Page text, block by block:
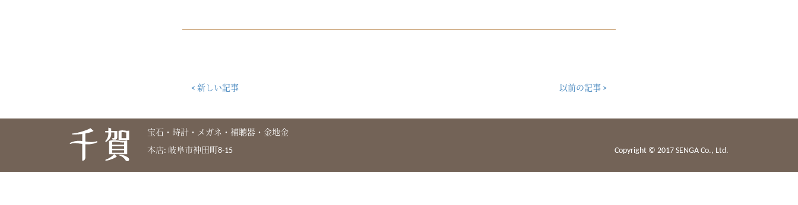
< 新しい記事 以前の記事 >
宝石・時計・メガネ・補聴器・金地金
本店: 岐阜市神田町8-15
Copyright © 2017 SENGA Co., Ltd.